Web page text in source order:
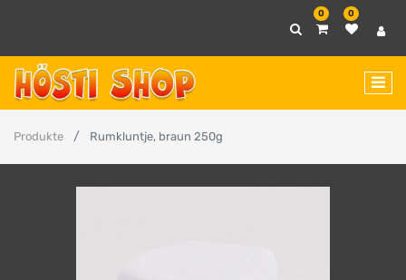
0 0
Produkte Rumkluntje, braun 250g